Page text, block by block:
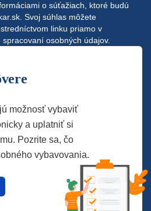
o súťažiach, ktoré budú
. Svoj súhlas môžete
linku priamo v
spracovaní osobných údajov.
možnosť vybaviť
a uplatniť si
Pozrite sa, čo
vybavovania.